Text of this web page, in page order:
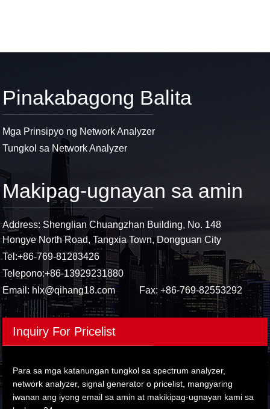
Pinakabagong Balita
Mga Prinsipyo ng Network Analyzer
Tungkol sa Network Analyzer
Makipag-ugnayan sa amin
Address: Shenglian Chuangzhan Building, No. 148
Hongye North Road, Tangxia Town, Dongguan City
Tel:+86-769-81283426
Telepono:+86-13929231880
Email: hlx@qihang18.com Fax: +86-769-82553292
Inquiry For Pricelist
Para sa mga katanungan tungkol sa spectrum analyzer,
network analyzer, signal generator o pricelist, mangyaring
iwanan ang iyong email sa amin at makikipag-ugnayan kami sa